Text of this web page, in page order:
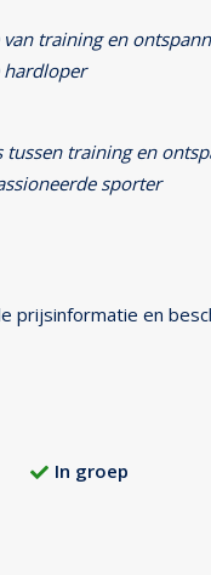
training en
hardloper
training en
sporter
en
In groep